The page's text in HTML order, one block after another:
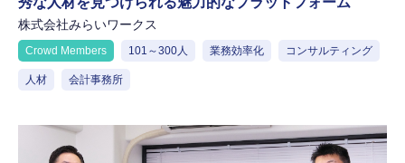
株式会社みらいワークス
Crowd Members 101～300人 業務効率化 コンサルティング
人材 会計事務所